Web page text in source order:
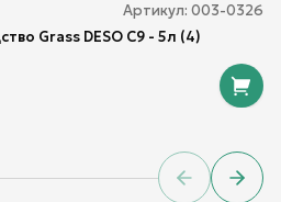
Артикул: 003-0326
Grass DESO C9 - 5л (4)
Previous
Next